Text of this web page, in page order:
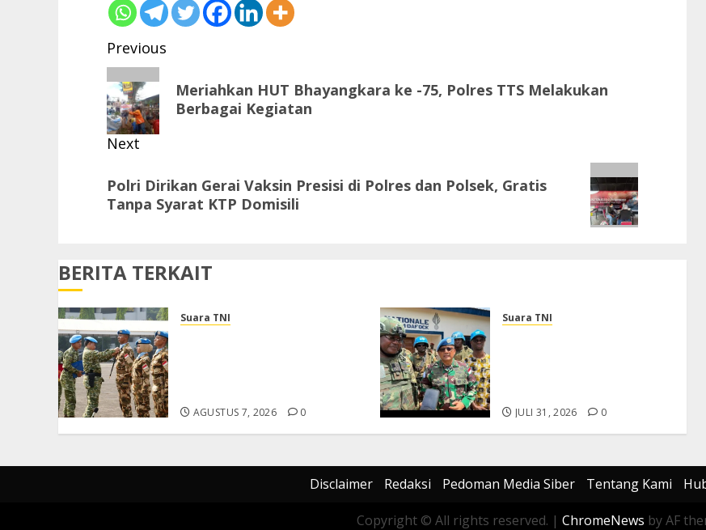
Post
navigation
Previous
Previous
post:
Meriahkan HUT Bhayangkara ke -75, Polres TTS Melakukan
Berbagai Kegiatan
Next
post:
Polri Dirikan Gerai Vaksin Presisi di Polres dan Polsek, Gratis
Tanpa Syarat KTP Domisili
BERITA TERKAIT
Suara TNI
AGUSTUS 7, 2026 0
Suara TNI
JULI 31, 2026 0
Disclaimer Redaksi Pedoman Media Siber Tentang Kami
Copyright © All rights reserved. | ChromeNews by AF